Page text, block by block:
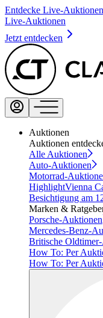
Entdecke Live-Auktionen
Live-Auktionen
Jetzt entdecken
Auktionen
Auktionen
Alle Auktionen
Auto-Auktionen
Motorrad-
HighlightVienna
Besichtigung am
Marken &
Porsche-Auktionen
Mercedes-Benz-
Britische
How To: Per
How To: Per